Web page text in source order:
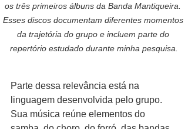
os três primeiros álbuns da Banda Mantiqueira.
Esses discos documentam diferentes momentos
da trajetória do grupo e incluem parte do
repertório estudado durante minha pesquisa.
Parte dessa relevância está na
linguagem desenvolvida pelo grupo.
Sua música reúne elementos do